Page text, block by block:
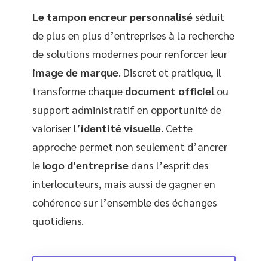
Le tampon encreur personnalisé séduit
de plus en plus d’entreprises à la recherche
de solutions modernes pour renforcer leur
image de marque. Discret et pratique, il
transforme chaque document officielou
support administratif en opportunité de
valoriser l’identité visuelle. Cette
approche permet non seulement d’ancrer
le logo d’entreprise dans l’esprit des
interlocuteurs, mais aussi de gagner en
cohérence sur l’ensemble des échanges
quotidiens.